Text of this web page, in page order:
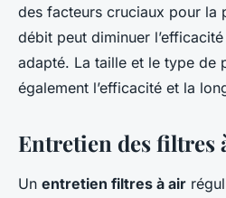
des facteurs cruciaux pour la
débit peut diminuer
adapté. La taille et le type de
également l’efficacité et la
Entretien des filtres
Un entretien filtres à air